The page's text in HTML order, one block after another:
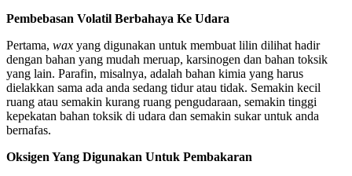
Pembebasan Volatil Berbahaya Ke Udara
Pertama, wax yang digunakan untuk membuat lilin dilihat hadir
dengan bahan yang mudah meruap, karsinogen dan bahan toksik
yang lain. Parafin, misalnya, adalah bahan kimia yang harus
dielakkan sama ada anda sedang tidur atau tidak. Semakin kecil
ruang atau semakin kurang ruang pengudaraan, semakin tinggi
kepekatan bahan toksik di udara dan semakin sukar untuk anda
bernafas.
Oksigen Yang Digunakan Untuk Pembakaran